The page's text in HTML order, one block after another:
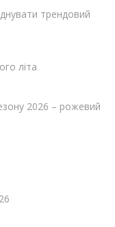
трендовий
літа
2026 – рожевий